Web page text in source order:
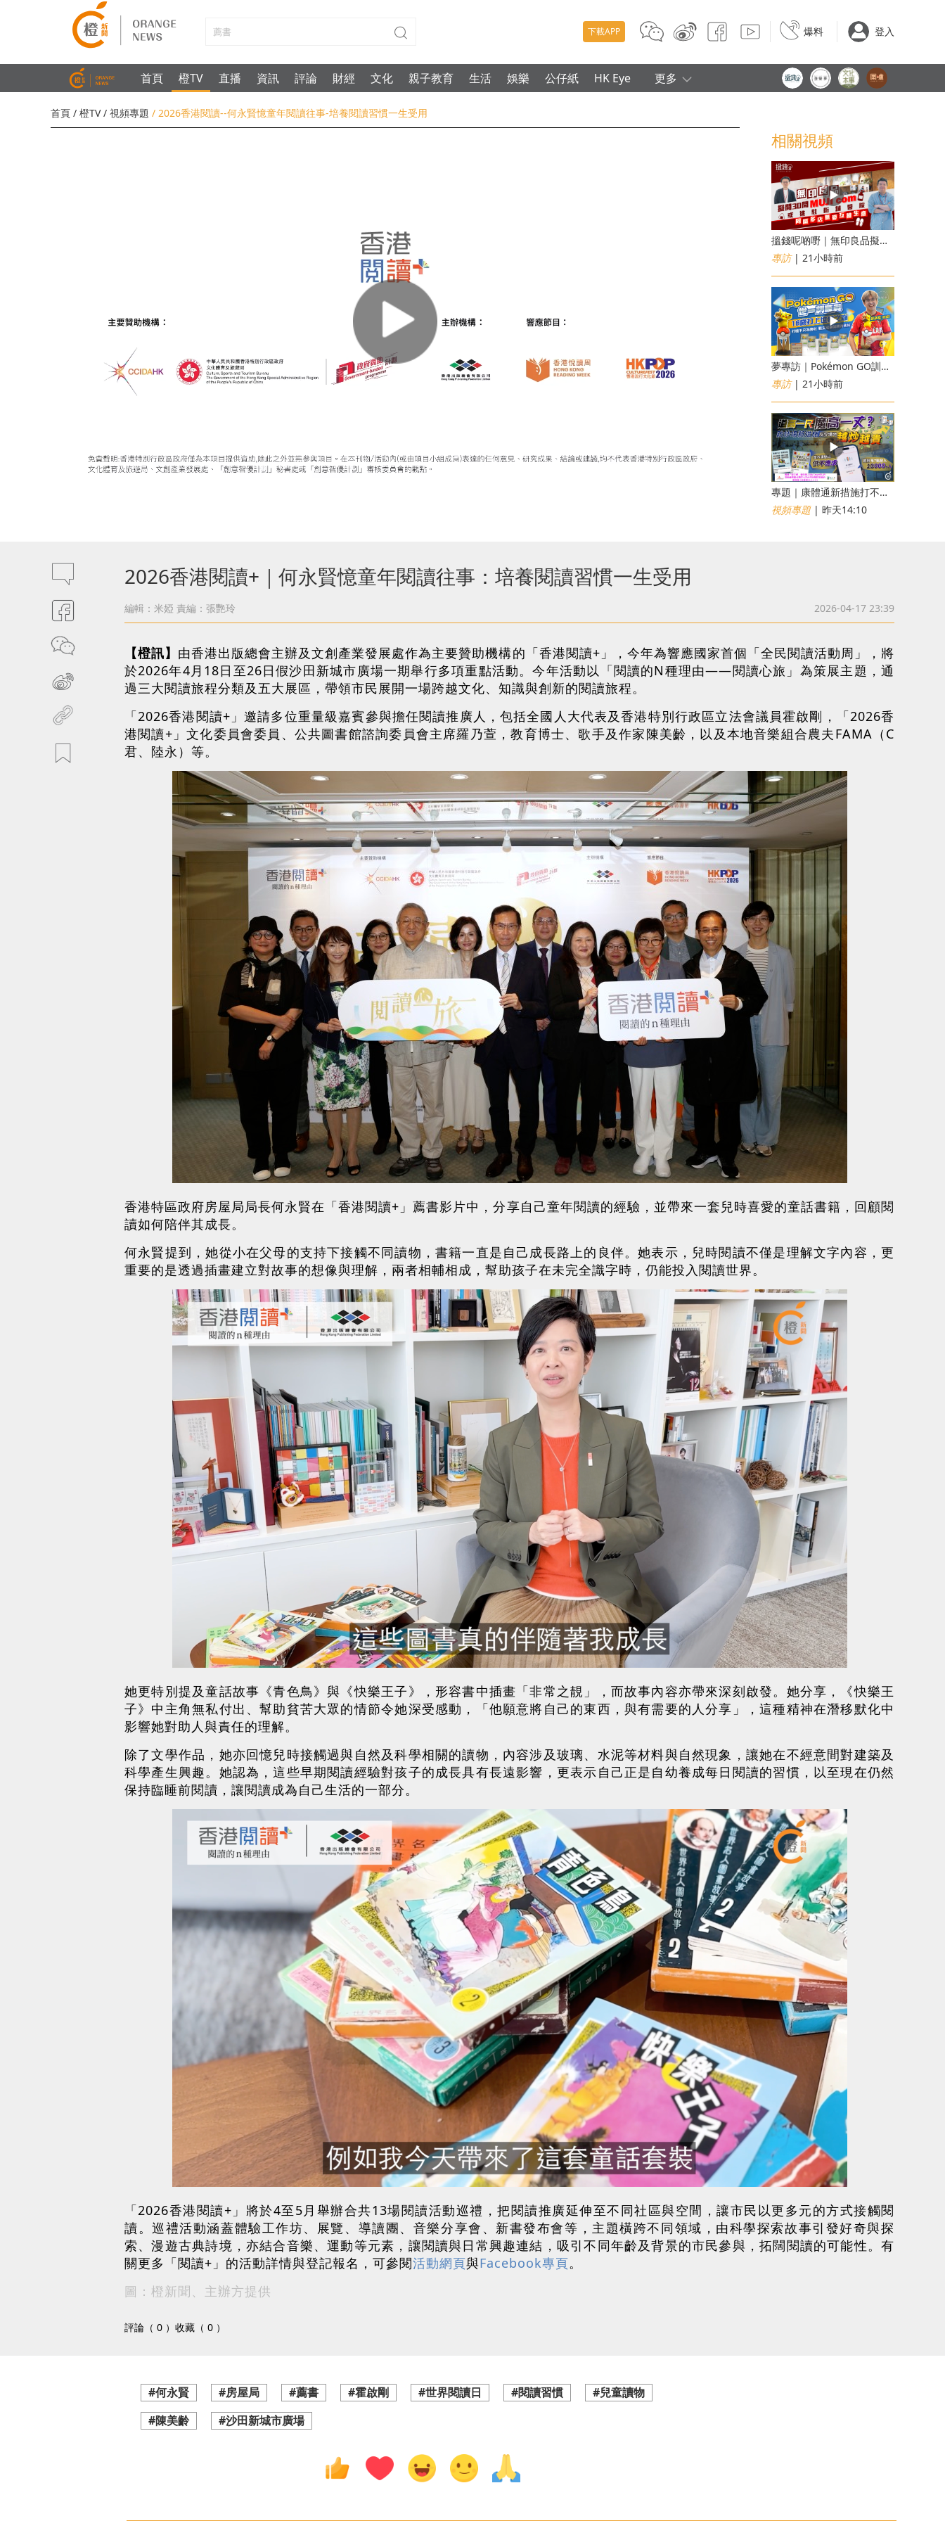
下載APP 爆料 登入
首頁 橙TV 直播 資訊 評論 財經 文化 親子教育 生活 娛樂 公仔紙 HK Eye 更多
首頁 / 橙TV/ 視頻專題 / 2026香港閱讀--何永賢憶童年閱讀往事-培養閱讀習慣一生受用
相關視頻
搵錢呢啲嘢｜無印良品擬開30間「MUJI com」 或進駐街舖醫院 同區多店無憂互搶生意
專訪| 21小時前
夢專訪｜Pokémon GO訓練員「蝦皮」16歲打上世界第一！戰友成最強後盾
專訪| 21小時前
專題｜康體通新措施打不倒黃牛？室內運動場一場難求越炒越貴
視頻專題| 昨天14:10
2026香港閱讀+｜何永賢憶童年閱讀往事：培養閱讀習慣一生受用
編輯：米婭 責編：張艷玲 2026-04-17 23:39
【橙訊】 由香港出版總會主辦及文創產業發展處作為主要贊助機構的「香港閱讀+」，今年為響應國家首個「全民閱讀活動周」，將
於2026年4月18日至26日假沙田新城市廣場一期舉行多項重點活動。今年活動以「閱讀的N種理由——閱讀心旅」為策展主題，通
過三大閱讀旅程分類及五大展區，帶領市民展開一場跨越文化、知識與創新的閱讀旅程。
「2026香港閱讀+」邀請多位重量級嘉賓參與擔任閱讀推廣人，包括全國人大代表及香港特別行政區立法會議員霍啟剛，「2026香
港閱讀+」文化委員會委員、公共圖書館諮詢委員會主席羅乃萱，教育博士、歌手及作家陳美齡，以及本地音樂組合農夫FAMA（C
君、陸永）等。
香港特區政府房屋局局長何永賢在「香港閱讀+」薦書影片中，分享自己童年閱讀的經驗，並帶來一套兒時喜愛的童話書籍，回顧閱
讀如何陪伴其成長。
何永賢提到，她從小在父母的支持下接觸不同讀物，書籍一直是自己成長路上的良伴。她表示，兒時閱讀不僅是理解文字內容，更
重要的是透過插畫建立對故事的想像與理解，兩者相輔相成，幫助孩子在未完全識字時，仍能投入閱讀世界。
她更特別提及童話故事《青色鳥》與《快樂王子》，形容書中插畫「非常之靚」，而故事內容亦帶來深刻啟發。她分享，《快樂王
子》中主角無私付出、幫助貧苦大眾的情節令她深受感動，「他願意將自己的東西，與有需要的人分享」，這種精神在潛移默化中
影響她對助人與責任的理解。
除了文學作品，她亦回憶兒時接觸過與自然及科學相關的讀物，內容涉及玻璃、水泥等材料與自然現象，讓她在不經意間對建築及
科學產生興趣。她認為，這些早期閱讀經驗對孩子的成長具有長遠影響，更表示自己正是自幼養成每日閱讀的習慣，以至現在仍然
保持臨睡前閱讀，讓閱讀成為自己生活的一部分。
「2026香港閱讀+」將於4至5月舉辦合共13場閱讀活動巡禮，把閱讀推廣延伸至不同社區與空間，讓市民以更多元的方式接觸閱
讀。巡禮活動涵蓋體驗工作坊、展覽、導讀團、音樂分享會、新書發布會等，主題橫跨不同領域，由科學探索故事引發好奇與探
索、漫遊古典詩境，亦結合音樂、運動等元素，讓閱讀與日常興趣連結，吸引不同年齡及背景的市民參與，拓闊閱讀的可能性。有
關更多「閱讀+」的活動詳情與登記報名，可參閱活動網頁與Facebook專頁。
圖：橙新聞、主辦方提供
評論（ 0 ） 收藏（ 0 ）
#何永賢 #房屋局 #薦書 #霍啟剛 #世界閱讀日 #閱讀習慣
#兒童讀物
#陳美齡
#沙田新城市廣場